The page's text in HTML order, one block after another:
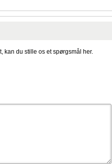
kan du stille os et spørgsmål her.